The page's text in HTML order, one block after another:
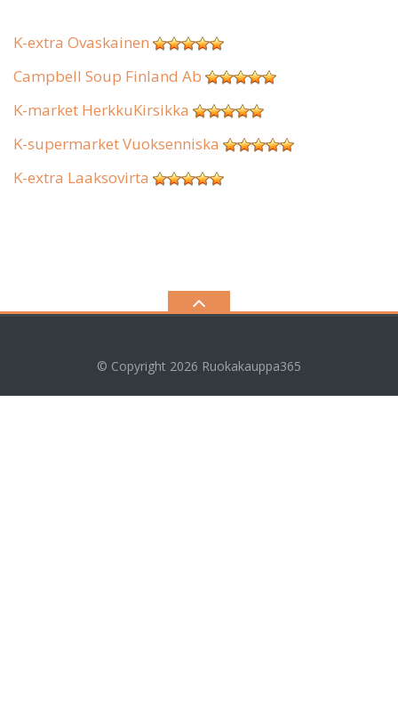
K-extra Ovaskainen
Campbell Soup Finland Ab
K-market HerkkuKirsikka
K-supermarket Vuoksenniska
K-extra Laaksovirta
© Copyright 2026 Ruokakauppa365